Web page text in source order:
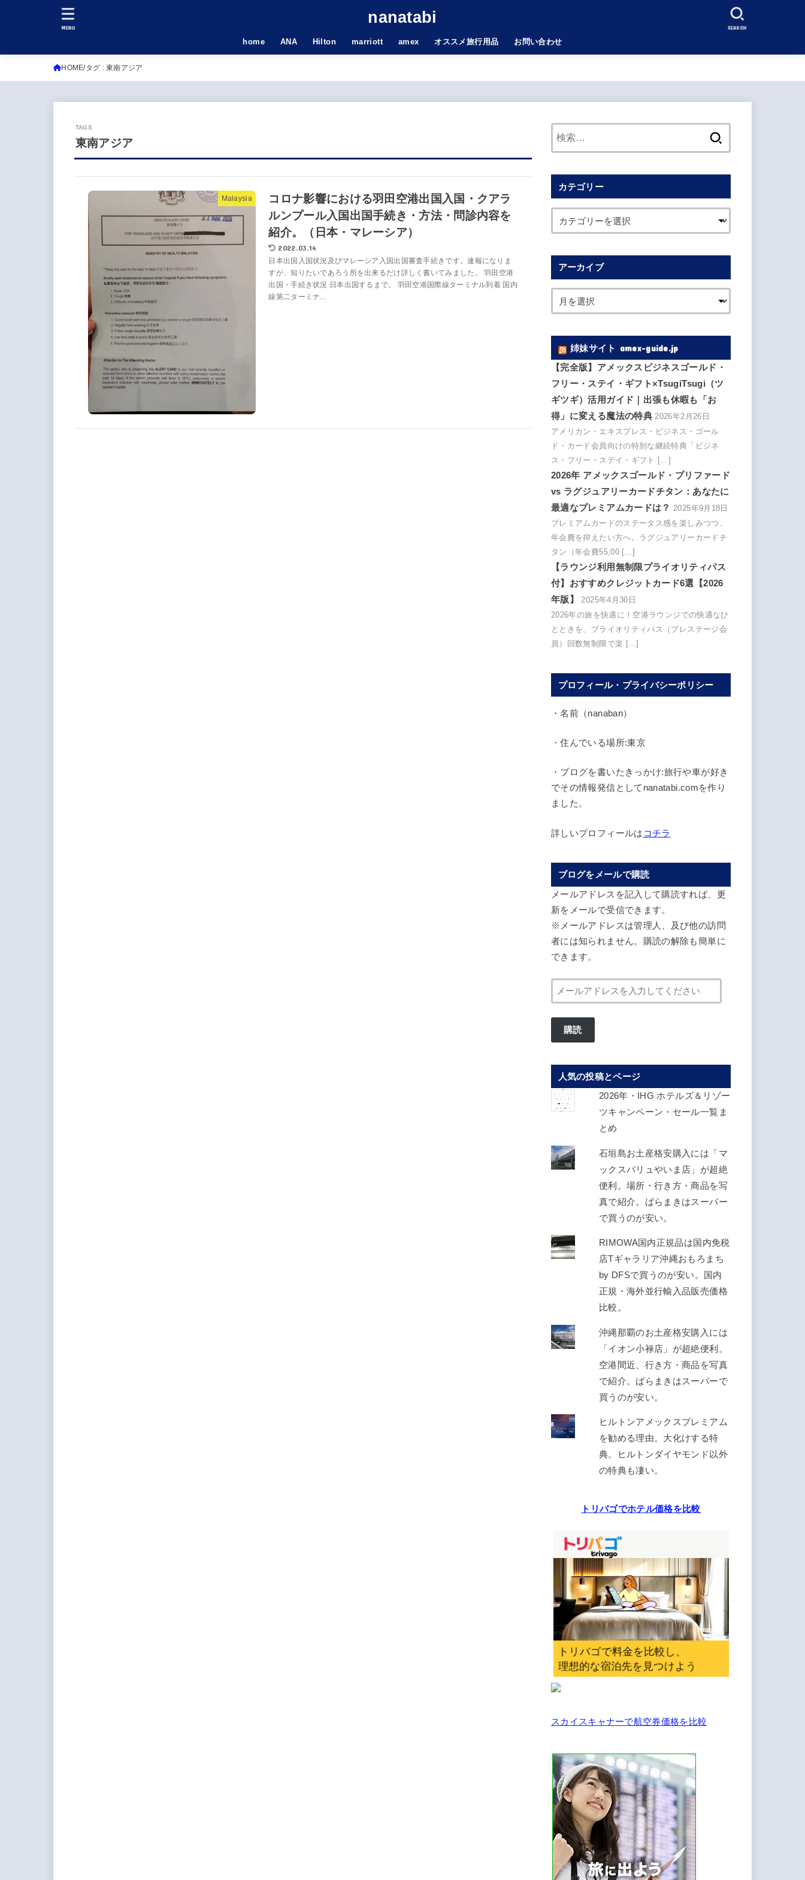
nanatabi
home ANA Hilton marriott amex オススメ旅行用品 お問い合わせ
SEARCH
MENU
HOME タグ : 東南アジア
東南アジア
Malaysia
コロナ影響における羽田空港出国入国・クアラ
ルンプール入国出国手続き・方法・問診内容を
紹介。（日本・マレーシア）
2022.03.14
日本出国入国状況及びマレーシア入国出国審査手続きです。速報になりま
すが、知りたいであろう所を出来るだけ詳しく書いてみました。 羽田空港
出国・手続き状況 日本出国するまで。 羽田空港国際線ターミナル到着 国内
線第二ターミナ...
カテゴリー
アーカイブ
姉妹サイト amex-guide.jp
【完全版】アメックスビジネスゴールド・
フリー・ステイ・ギフト×TsugiTsugi（ツ
ギツギ）活用ガイド｜出張も休暇も「お
得」に変える魔法の特典 2026年2月26日
アメリカン・エキスプレス・ビジネス・ゴール
ド・カード会員向けの特別な継続特典「ビジネ
ス・フリー・ステイ・ギフト […]
2026年 アメックスゴールド・プリファード
vs ラグジュアリーカードチタン：あなたに
最適なプレミアムカードは？ 2025年9月18日
プレミアムカードのステータス感を楽しみつつ、
年会費を抑えたい方へ。ラグジュアリーカードチ
タン（年会費55,00 […]
【ラウンジ利用無制限プライオリティパス
付】おすすめクレジットカード6選【2026
年版】
2025年4月30日
2026年の旅を快適に！空港ラウンジでの快適なひ
とときを、プライオリティパス（プレステージ会
員）回数無制限で楽 […]
プロフィール・プライバシーポリシー
・名前（nanaban）
・住んでいる場所:東京
・ブログを書いたきっかけ:旅行や車が好き
でその情報発信としてnanatabi.comを作り
ました。
詳しいプロフィールは コチラ
ブログをメールで購読
メールアドレスを記入して購読すれば、更
新をメールで受信できます。
※メールアドレスは管理人、及び他の訪問
者には知られません。購読の解除も簡単に
できます。
ー
ル
レ
ス
を
入
て
く
購読
人気の投稿とページ
2026年・IHG ホテルズ＆リゾー
ツキャンペーン・セール一覧ま
とめ
石垣島お土産格安購入には「マ
ックスバリュやいま店」が超絶
便利。場所・行き方・商品を写
真で紹介。ばらまきはスーパー
で買うのが安い。
RIMOWA国内正規品は国内免税
店Tギャラリア沖縄おもろまち
by DFSで買うのが安い。国内
正規・海外並行輸入品販売価格
比較。
沖縄那覇のお土産格安購入には
「イオン小禄店」が超絶便利。
空港間近、行き方・商品を写真
で紹介。ばらまきはスーパーで
買うのが安い。
ヒルトンアメックスプレミアム
を勧める理由。大化けする特
典。ヒルトンダイヤモンド以外
の特典も凄い。
トリバゴでホテル価格を比較
スカイスキャナーで航空券価格を比較